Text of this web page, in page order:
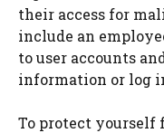
their access for
include an
to user accounts
information or log
To protect yourself